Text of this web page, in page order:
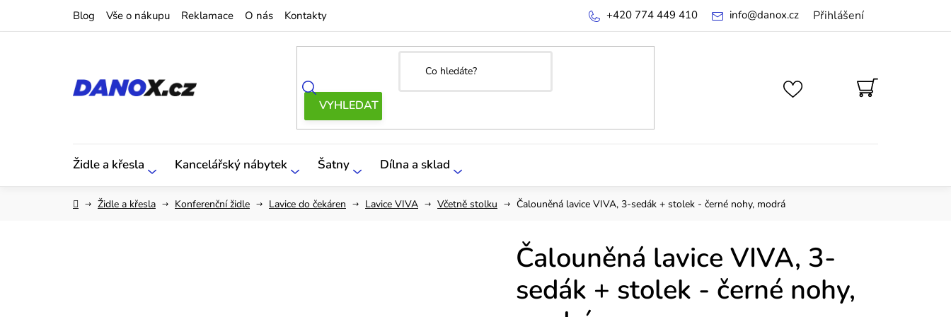
Blog Vše o nákupu Reklamace O nás Kontakty Přihlášení
info@danox.cz
+420 774 449 410
NÁKUPNÍ
KOŠÍK
Židle a křesla Kancelářský nábytek Šatny Dílna a sklad
DomůŽidle a křesla Konferenční židle Lavice do čekáren Lavice VIVA Včetně stolku Čalouněná lavice VIVA, 3-sedák + stolek - černé nohy, modrá
Čalouněná lavice VIVA, 3-
sedák + stolek - černé nohy,